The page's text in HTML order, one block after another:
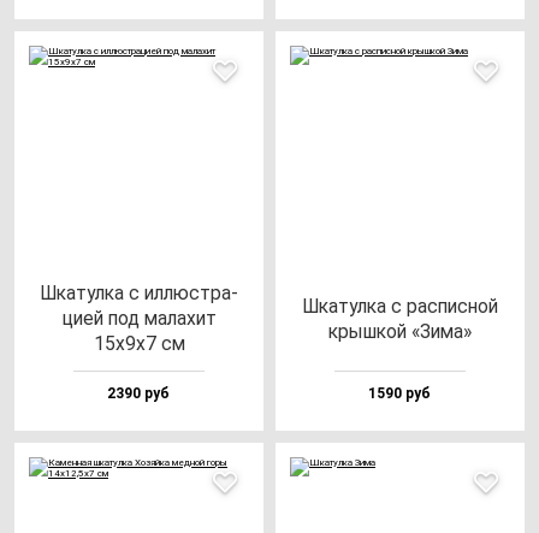
Шка­тул­ка с ил­люс­тра­
цией под ма­ла­хит
15х9х7 см
2390 руб
Шка­тул­ка с рас­пис­ной
крыш­кой «Зима»
1590 руб